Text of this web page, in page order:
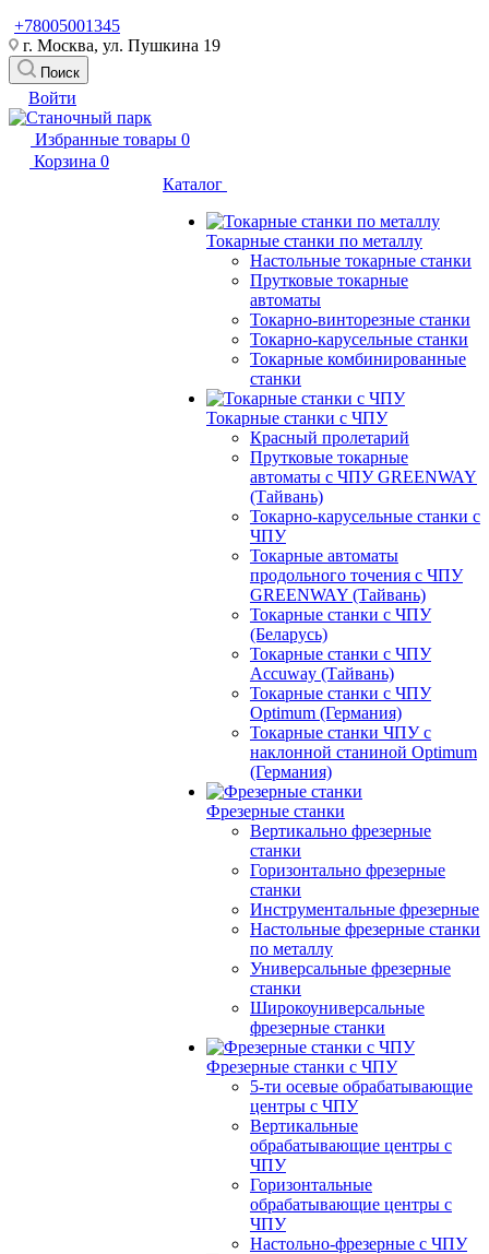
+78005001345
г. Москва, ул. Пушкина 19
Поиск
Войти
Избранные товары 0
Корзина 0
Каталог
Токарные станки по металлу
Настольные токарные станки
Прутковые токарные
автоматы
Токарно-винторезные станки
Токарно-карусельные станки
Токарные комбинированные
станки
Токарные станки с ЧПУ
Красный пролетарий
Прутковые токарные
автоматы с ЧПУ GREENWAY
(Тайвань)
Токарно-карусельные станки с
ЧПУ
Токарные автоматы
продольного точения с ЧПУ
GREENWAY (Тайвань)
Токарные станки с ЧПУ
(Беларусь)
Токарные станки с ЧПУ
Accuway (Тайвань)
Токарные станки с ЧПУ
Optimum (Германия)
Токарные станки ЧПУ с
наклонной станиной Optimum
(Германия)
Фрезерные станки
Вертикально фрезерные
станки
Горизонтально фрезерные
станки
Инструментальные фрезерные
Настольные фрезерные станки
по металлу
Универсальные фрезерные
станки
Широкоуниверсальные
фрезерные станки
Фрезерные станки с ЧПУ
5-ти осевые обрабатывающие
центры с ЧПУ
Вертикальные
обрабатывающие центры с
ЧПУ
Горизонтальные
обрабатывающие центры с
ЧПУ
Настольно-фрезерные с ЧПУ